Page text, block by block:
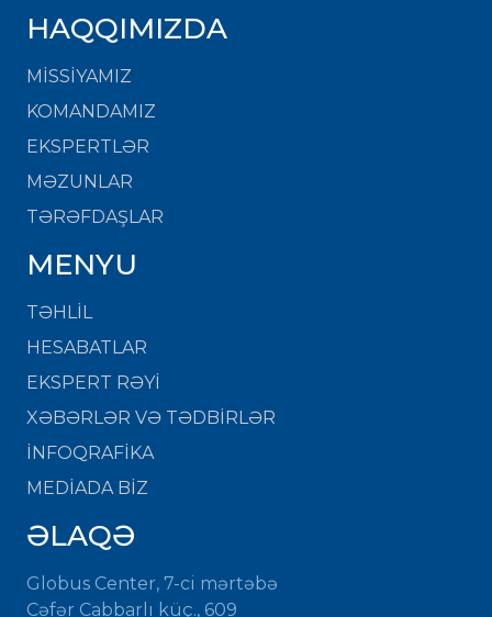
HAQQIMIZDA
MISSIYAMIZ
KOMANDAMIZ
EKSPERTLƏR
MƏZUNLAR
TƏRƏFDAŞLAR
MENYU
TƏHLİL
HESABATLAR
EKSPERT RƏYİ
XƏBƏRLƏR VƏ TƏDBİRLƏR
İNFOQRAFİKA
MEDİADA BİZ
ƏLAQƏ
Globus Center, 7-ci mərtəbə
Cəfər Cabbarlı küç., 609